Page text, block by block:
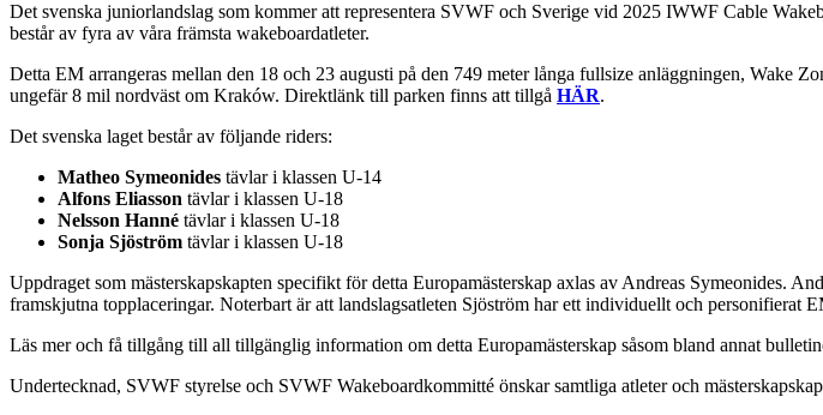
Det svenska juniorlandslag som kommer att representera SVWF och Sverige vid 2025 IWWF Cable
består av fyra av våra främsta wakeboardatleter.
Detta EM arrangeras mellan den 18 och 23 augusti på den 749 meter långa fullsize anläggningen, Wake
ungefär 8 mil nordväst om Kraków. Direktlänk till parken finns att tillgå HÄR.
Det svenska laget består av följande riders:
Matheo Symeonides tävlar i klassen U-14
Alfons Eliasson tävlar i klassen U-18
Nelsson Hanné tävlar i klassen U-18
Sonja Sjöström tävlar i klassen U-18
Uppdraget som mästerskapskapten specifikt för detta Europamästerskap axlas av Andreas Symeonides.
framskjutna topplaceringar. Noterbart är att landslagsatleten Sjöström har ett individuellt och
Läs mer och få tillgång till all tillgänglig information om detta Europamästerskap såsom bland annat
Undertecknad, SVWF styrelse och SVWF Wakeboardkommitté önskar samtliga atleter och